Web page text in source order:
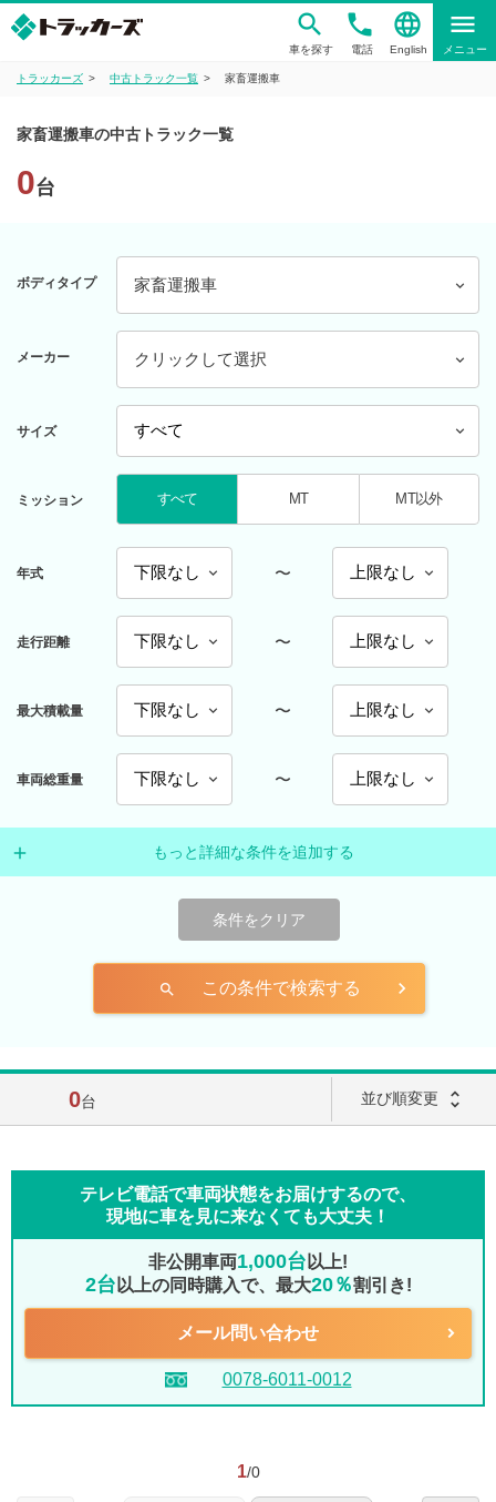
車を探す
phone
電話
language
English
menu
メニュー
トラッカーズ 中古トラック一覧 家畜運搬車
家畜運搬車の中古トラック一覧
0台
ボディタイプ 家畜運搬車
メーカー クリックして選択
サイズ
ミッション すべて MT MT以外
年式 〜
走行距離 〜
最大積載量 〜
車両総重量 〜
もっと詳細な条件を追加する
条件をクリア
search この条件で検索する
0台 並び順変更 unfold_more
テレビ電話で車両状態をお届けするので、
現地に車を見に来なくても大丈夫！
非公開車両1,000台 以上!
2台 以上の同時購入で、最大20％割引き!
メール問い合わせ
0078-6011-0012
1/0